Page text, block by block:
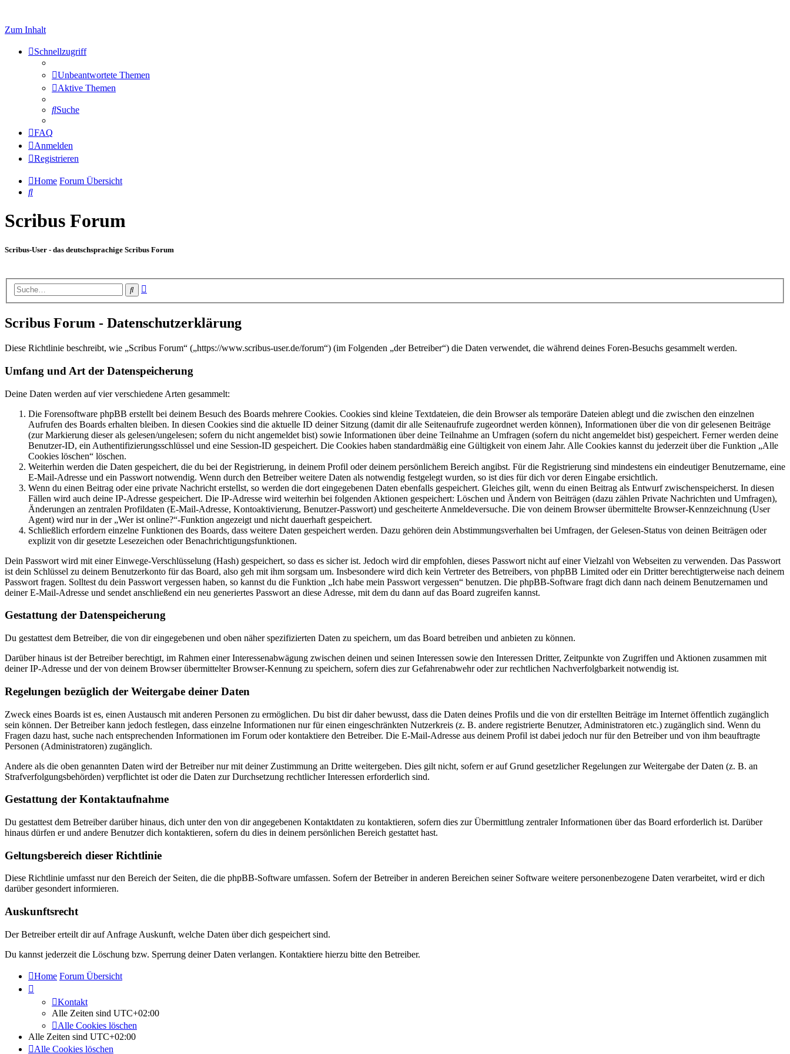
Zum Inhalt
Schnellzugriff
Unbeantwortete Themen
Aktive Themen
Suche
FAQ
Anmelden
Registrieren
Home Forum Übersicht
Suche
Scribus Forum
Scribus-User - das deutschsprachige Scribus Forum
Suche
Scribus Forum - Datenschutzerklärung
Diese Richtlinie beschreibt, wie „Scribus Forum“ („https://www.scribus-user.de/forum“) (im Folgenden „der Betreiber“) die Daten verwendet, die während deines Foren-Besuchs gesammelt werden.
Umfang und Art der Datenspeicherung
Deine Daten werden auf vier verschiedene Arten gesammelt:
Die Forensoftware phpBB erstellt bei deinem Besuch des Boards mehrere Cookies. Cookies sind kleine Textdateien, die dein Browser als temporäre Dateien ablegt und die zwischen den einzelnen
Aufrufen des Boards erhalten bleiben. In diesen Cookies sind die aktuelle ID deiner Sitzung (damit dir alle Seitenaufrufe zugeordnet werden können), Informationen über die von dir gelesenen Beiträge
(zur Markierung dieser als gelesen/ungelesen; sofern du nicht angemeldet bist) sowie Informationen über deine Teilnahme an Umfragen (sofern du nicht angemeldet bist) gespeichert. Ferner werden deine
Benutzer-ID, ein Authentifizierungsschlüssel und eine Session-ID gespeichert. Die Cookies haben standardmäßig eine Gültigkeit von einem Jahr. Alle Cookies kannst du jederzeit über die Funktion „Alle
Cookies löschen“ löschen.
Weiterhin werden die Daten gespeichert, die du bei der Registrierung, in deinem Profil oder deinem persönlichem Bereich angibst. Für die Registrierung sind mindestens ein eindeutiger Benutzername, eine
E-Mail-Adresse und ein Passwort notwendig. Wenn durch den Betreiber weitere Daten als notwendig festgelegt wurden, so ist dies für dich vor deren Eingabe ersichtlich.
Wenn du einen Beitrag oder eine private Nachricht erstellst, so werden die dort eingegebenen Daten ebenfalls gespeichert. Gleiches gilt, wenn du einen Beitrag als Entwurf zwischenspeicherst. In diesen
Fällen wird auch deine IP-Adresse gespeichert. Die IP-Adresse wird weiterhin bei folgenden Aktionen gespeichert: Löschen und Ändern von Beiträgen (dazu zählen Private Nachrichten und Umfragen),
Änderungen an zentralen Profildaten (E-Mail-Adresse, Kontoaktivierung, Benutzer-Passwort) und gescheiterte Anmeldeversuche. Die von deinem Browser übermittelte Browser-Kennzeichnung (User
Agent) wird nur in der „Wer ist online?“-Funktion angezeigt und nicht dauerhaft gespeichert.
Schließlich erfordern einzelne Funktionen des Boards, dass weitere Daten gespeichert werden. Dazu gehören dein Abstimmungsverhalten bei Umfragen, der Gelesen-Status von deinen Beiträgen oder
explizit von dir gesetzte Lesezeichen oder Benachrichtigungsfunktionen.
Dein Passwort wird mit einer Einwege-Verschlüsselung (Hash) gespeichert, so dass es sicher ist. Jedoch wird dir empfohlen, dieses Passwort nicht auf einer Vielzahl von Webseiten zu verwenden. Das Passwort
ist dein Schlüssel zu deinem Benutzerkonto für das Board, also geh mit ihm sorgsam um. Insbesondere wird dich kein Vertreter des Betreibers, von phpBB Limited oder ein Dritter berechtigterweise nach deinem
Passwort fragen. Solltest du dein Passwort vergessen haben, so kannst du die Funktion „Ich habe mein Passwort vergessen“ benutzen. Die phpBB-Software fragt dich dann nach deinem Benutzernamen und
deiner E-Mail-Adresse und sendet anschließend ein neu generiertes Passwort an diese Adresse, mit dem du dann auf das Board zugreifen kannst.
Gestattung der Datenspeicherung
Du gestattest dem Betreiber, die von dir eingegebenen und oben näher spezifizierten Daten zu speichern, um das Board betreiben und anbieten zu können.
Darüber hinaus ist der Betreiber berechtigt, im Rahmen einer Interessenabwägung zwischen deinen und seinen Interessen sowie den Interessen Dritter, Zeitpunkte von Zugriffen und Aktionen zusammen mit
deiner IP-Adresse und der von deinem Browser übermittelter Browser-Kennung zu speichern, sofern dies zur Gefahrenabwehr oder zur rechtlichen Nachverfolgbarkeit notwendig ist.
Regelungen bezüglich der Weitergabe deiner Daten
Zweck eines Boards ist es, einen Austausch mit anderen Personen zu ermöglichen. Du bist dir daher bewusst, dass die Daten deines Profils und die von dir erstellten Beiträge im Internet öffentlich zugänglich
sein können. Der Betreiber kann jedoch festlegen, dass einzelne Informationen nur für einen eingeschränkten Nutzerkreis (z. B. andere registrierte Benutzer, Administratoren etc.) zugänglich sind. Wenn du
Fragen dazu hast, suche nach entsprechenden Informationen im Forum oder kontaktiere den Betreiber. Die E-Mail-Adresse aus deinem Profil ist dabei jedoch nur für den Betreiber und von ihm beauftragte
Personen (Administratoren) zugänglich.
Andere als die oben genannten Daten wird der Betreiber nur mit deiner Zustimmung an Dritte weitergeben. Dies gilt nicht, sofern er auf Grund gesetzlicher Regelungen zur Weitergabe der Daten (z. B. an
Strafverfolgungsbehörden) verpflichtet ist oder die Daten zur Durchsetzung rechtlicher Interessen erforderlich sind.
Gestattung der Kontaktaufnahme
Du gestattest dem Betreiber darüber hinaus, dich unter den von dir angegebenen Kontaktdaten zu kontaktieren, sofern dies zur Übermittlung zentraler Informationen über das Board erforderlich ist. Darüber
hinaus dürfen er und andere Benutzer dich kontaktieren, sofern du dies in deinem persönlichen Bereich gestattet hast.
Geltungsbereich dieser Richtlinie
Diese Richtlinie umfasst nur den Bereich der Seiten, die die phpBB-Software umfassen. Sofern der Betreiber in anderen Bereichen seiner Software weitere personenbezogene Daten verarbeitet, wird er dich
darüber gesondert informieren.
Auskunftsrecht
Der Betreiber erteilt dir auf Anfrage Auskunft, welche Daten über dich gespeichert sind.
Du kannst jederzeit die Löschung bzw. Sperrung deiner Daten verlangen. Kontaktiere hierzu bitte den Betreiber.
Home Forum Übersicht
Kontakt
Alle Zeiten sind UTC+02:00
Alle Cookies löschen
Alle Zeiten sind UTC+02:00
Alle Cookies löschen